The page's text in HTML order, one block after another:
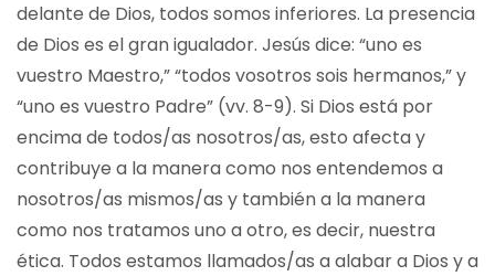
delante de Dios, todos somos inferiores. La presencia
de Dios es el gran igualador. Jesús dice: “uno es
vuestro Maestro,” “todos vosotros sois hermanos,” y
“uno es vuestro Padre” (vv. 8-9). Si Dios está por
encima de todos/as nosotros/as, esto afecta y
contribuye a la manera como nos entendemos a
nosotros/as mismos/as y también a la manera
como nos tratamos uno a otro, es decir, nuestra
ética. Todos estamos llamados/as a alabar a Dios y a